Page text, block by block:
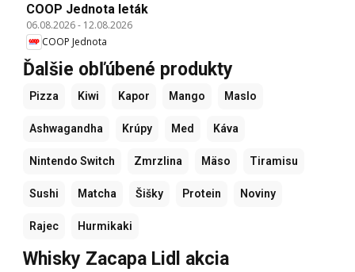
COOP Jednota leták
06.08.2026- 12.08.2026
COOP Jednota
Ďalšie obľúbené produkty
Pizza Kiwi Kapor Mango Maslo
Ashwagandha Krúpy Med Káva
Nintendo Switch Zmrzlina Mäso Tiramisu
Sushi Matcha Šišky Protein Noviny
Rajec Hurmikaki
Whisky Zacapa Lidl akcia